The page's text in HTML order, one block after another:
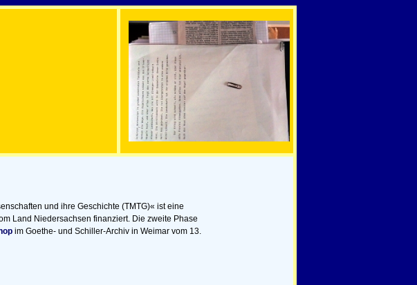
und ihre Geschichte (TMTG)« ist eine
Land Niedersachsen finanziert. Die zweite Phase
im Goethe- und Schiller-Archiv in Weimar vom 13.